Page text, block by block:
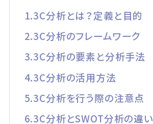
1.3C分析とは？定義と目的
2.3C分析のフレームワーク
3.3C分析の要素と分析手法
4.3C分析の活用方法
5.3C分析を行う際の注意点
6.3C分析とSWOT分析の違い